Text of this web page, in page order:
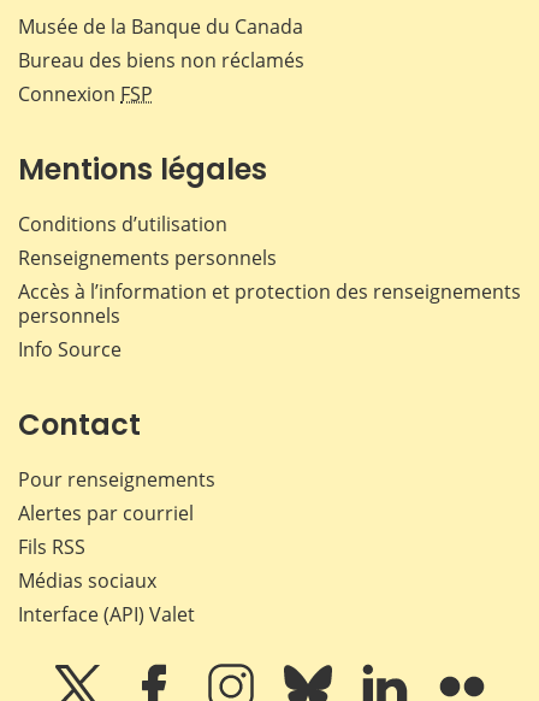
Musée de la Banque du Canada
Bureau des biens non réclamés
Connexion FSP
Mentions légales
Conditions d’utilisation
Renseignements personnels
Accès à l’information et protection des renseignements
personnels
Info Source
Contact
Pour renseignements
Alertes par courriel
Fils RSS
Médias sociaux
Interface (API) Valet